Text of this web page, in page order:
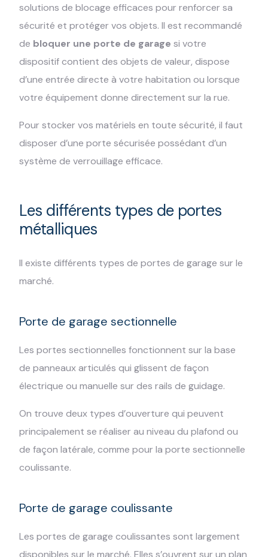
solutions de blocage efficaces pour renforcer sa
sécurité et protéger vos objets. Il est recommandé
de bloquer une porte de garage si votre
dispositif contient des objets de valeur, dispose
d’une entrée directe à votre habitation ou lorsque
votre équipement donne directement sur la rue.
Pour stocker vos matériels en toute sécurité, il faut
disposer d’une porte sécurisée possédant d’un
système de verrouillage efficace.
Les différents types de portes
métalliques
Il existe différents types de portes de garage sur le
marché.
Porte de garage sectionnelle
Les portes sectionnelles fonctionnent sur la base
de panneaux articulés qui glissent de façon
électrique ou manuelle sur des rails de guidage.
On trouve deux types d’ouverture qui peuvent
principalement se réaliser au niveau du plafond ou
de façon latérale, comme pour la porte sectionnelle
coulissante.
Porte de garage coulissante
Les portes de garage coulissantes sont largement
disponibles sur le marché. Elles s’ouvrent sur un plan